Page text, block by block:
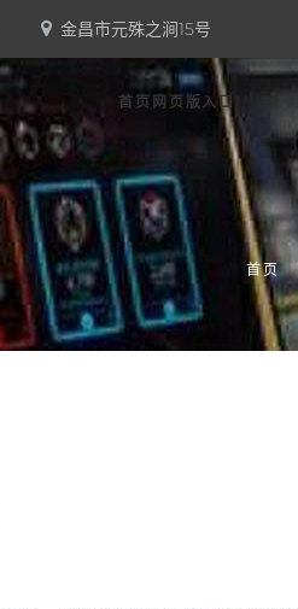
金昌市元殊之涧15号
首页网页版入口
首页